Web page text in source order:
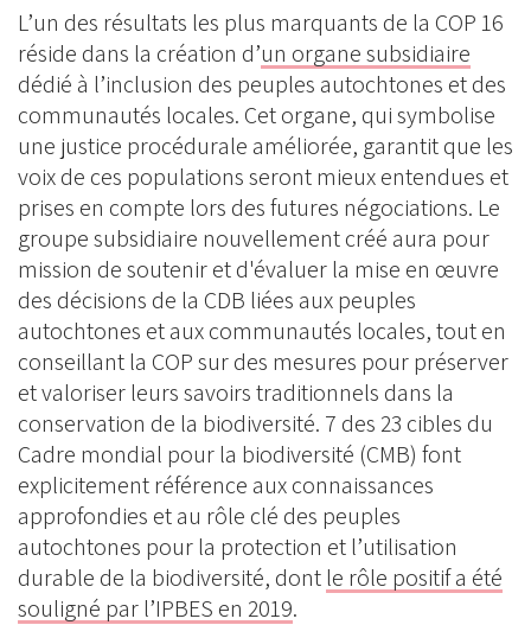
L’un des résultats les plus marquants de la COP 16
réside dans la création d’un organe subsidiaire
dédié à l’inclusion des peuples autochtones et des
communautés locales. Cet organe, qui symbolise
une justice procédurale améliorée, garantit que les
voix de ces populations seront mieux entendues et
prises en compte lors des futures négociations. Le
groupe subsidiaire nouvellement créé aura pour
mission de soutenir et d'évaluer la mise en œuvre
des décisions de la CDB liées aux peuples
autochtones et aux communautés locales, tout en
conseillant la COP sur des mesures pour préserver
et valoriser leurs savoirs traditionnels dans la
conservation de la biodiversité. 7 des 23 cibles du
Cadre mondial pour la biodiversité (CMB) font
explicitement référence aux connaissances
approfondies et au rôle clé des peuples
autochtones pour la protection et l’utilisation
durable de la biodiversité, dontle rôle positif a été
souligné par l’IPBES en 2019.